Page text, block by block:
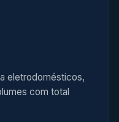
eletrodomésticos,
com total